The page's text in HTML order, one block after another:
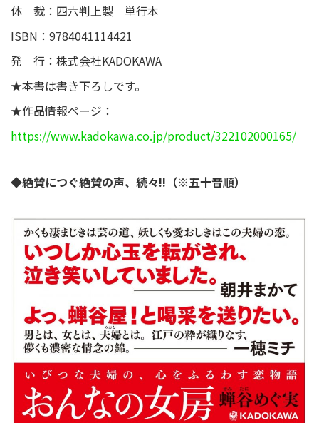
体 裁：四六判上製 単行本
ISBN：9784041114421
発 行：株式会社KADOKAWA
★本書は書き下ろしです。
★作品情報ページ：
https://www.kadokawa.co.jp/product/322102000165/
◆絶賛につぐ絶賛の声、続々!!（※五十音順）